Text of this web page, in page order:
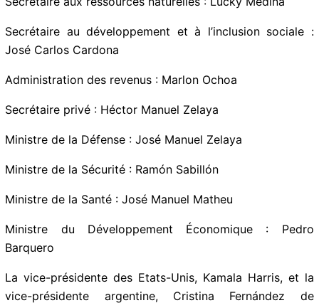
Secrétaire aux communications : Ivis Alvarado
Secrétaire aux ressources naturelles : Lucky Medina
José Carlos Cardona
Administration des revenus : Marlon Ochoa
Secrétaire privé : Héctor Manuel Zelaya
Ministre de la Défense : José Manuel Zelaya
Ministre de la Sécurité : Ramón Sabillón
Ministre de la Santé : José Manuel Matheu
Barquero